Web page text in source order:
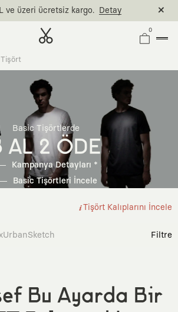
ve üzeri ücretsiz kargo. Detay
0
Tişört
Basic Tişörtlerde
AL 2 ÖDE
Kampanya Detayları *
Basic Tişörtleri İncele
Tişört Kalıplarını İncele
UrbanSketch Filtre
Bu Ayarda Bir